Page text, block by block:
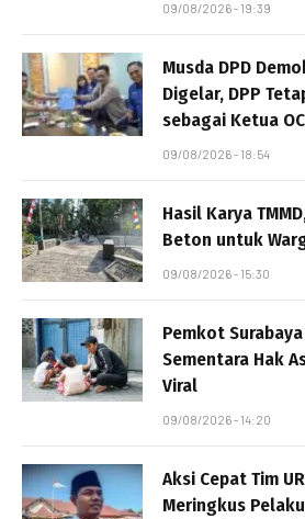
09/08/2026 - 19:39
Musda DPD
Digelar, DPP
sebagai Ketua OC
09/08/2026 - 18:54
Hasil Karya
Beton untuk
09/08/2026 - 15:30
Pemkot
Sementara Hak
Viral
09/08/2026 - 14:20
Aksi Cepat Tim
Meringkus